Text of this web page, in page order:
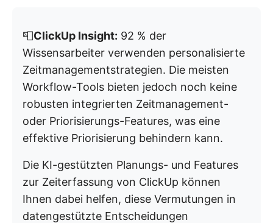
📮ClickUp Insight: 92 % der
Wissensarbeiter verwenden personalisierte
Zeitmanagementstrategien. Die meisten
Workflow-Tools bieten jedoch noch keine
robusten integrierten Zeitmanagement-
oder Priorisierungs-Features, was eine
effektive Priorisierung behindern kann.
Die KI-gestützten Planungs- und Features
zur Zeiterfassung von ClickUp können
Ihnen dabei helfen, diese Vermutungen in
datengestützte Entscheidungen